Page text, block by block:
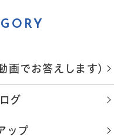
画でお答えします)
グ
ップ